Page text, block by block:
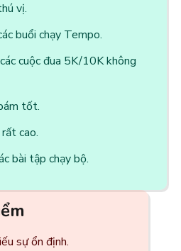
vị.
buổi chạy Tempo.
cuộc đua 5K/10K không
tốt.
cao.
bài tập chạy bộ.
sự ổn định.